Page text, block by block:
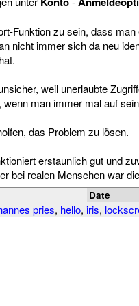
Funktion zu sein, dass
nicht immer sich da neu
weil unerlaubte
man immer mal auf
das Problem zu lösen.
erstaunlich gut und
bei realen Menschen war
Date
pries, hello, iris,